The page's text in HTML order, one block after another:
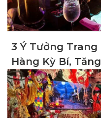
3 Ý Tưởng
Hàng Kỳ Bí,
Gian